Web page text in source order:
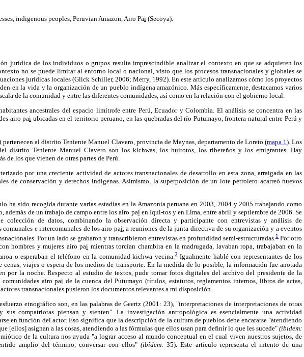
indigenous peoples, Peruvian Amazon, Airo Pai (Secoya).
jurídica de los individuos o grupos resulta imprescindible analizar el contexto en que se adquieren los
no se puede limitar al entorno local o nacional, visto que los procesos transnacionales y globales se
jurídicas locales (Glick Schiller, 2006; Merry, 1992). En este artículo analizamos cómo los proyectos
en la vida y la organización de un pueblo indígena amazónico. Más específicamente, destacamos varios
de la comunidad y entre las diferentes comunidades, así como en la relación con el gobierno local.
ancestrales del espacio limítrofe entre Perú, Ecuador y Colombia. El análisis se concentra en las
airo pai ubicadas en el territorio peruano, en las quebradas del río Putumayo, frontera natural entre Perú y
i pertenecen al distrito Teniente Manuel Clavero, provincia de Maynas, departamento de Loreto (mapa 1 ). Los
distrito Teniente Manuel Clavero son los kichwas, los huitotos, los ribereños y los emigrantes. Hay
de los que vienen de otras partes de Perú.
por una creciente actividad de actores transnacionales de desarrollo en esta zona, arraigada en las
de conservación y derechos indígenas. Asimismo, la superposición de un lote petrolero acarreó nuevos
ha sido recogida durante varias estadías en la Amazonia peruana en 2003, 2004 y 2005 trabajando como
además de un trabajo de campo entre los airo paien Iqui-tos y en Lima, entre abril y septiembre de 2006. Se
colección de datos, combinando la observación directa y participante con entrevistas y análisis de
comunales e intercomunales de los airo pai, a reuniones de la junta directiva de su organización y a eventos
Por un lado se grabaron y transcribieron entrevistas en profundidad semi-estructuradas.1 Por otro
hombres y mujeres airo pai mientras torcían chambira en la madrugada, lavaban ropa, trabajaban en la
o esperaban el teléfono en la comunidad kichwa vecina.2Igualmente hablé con representantes de los
cenas, viajes o espera de los medios de transporte. En la medida de lo posible, la información fue anotada
por la noche. Respecto al estudio de textos, pude tomar fotos digitales del archivo del presidente de la
airo pai de la cuenca del Putumayo (títulos, estatutos, reglamentos internos, libros de actas,
transnacionales pusieron los documentos relevantes a mi disposición.
etnográfico son, en las palabras de Geertz (2001: 23), "interpretaciones de interpretaciones de otras
sus compatriotas piensan y sienten". La investigación antropológica es esencialmente una actividad
en función del actor. Eso significa que la descripción de la cultura de pueblos debe encararse "atendiendo
[ellos] asignan a las cosas, atendiendo a las fórmulas que ellos usan para definir lo que les sucede" (ibidem:
de la cultura nos ayuda "a lograr acceso al mundo conceptual en el cual viven nuestros sujetos, de
amplio del término, conversar con ellos"(ibidem: 35). Este artículo representa el intento de una